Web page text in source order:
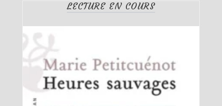
LECTURE EN COURS